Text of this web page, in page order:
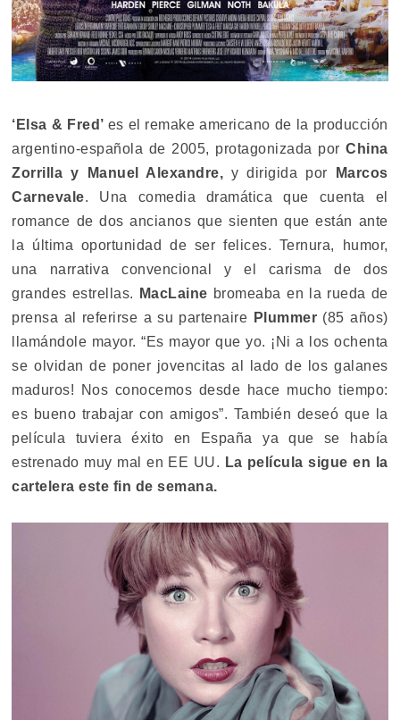
‘Elsa & Fred’ es el remake americano de la producción
argentino-española de 2005, protagonizada porChina
Zorrilla y Manuel Alexandre, y dirigida por
Marcos
Carnevale. Una comedia dramática que cuenta el
romance de dos ancianos que sienten que están ante
la última oportunidad de ser felices. Ternura, humor,
una narrativa convencional y el carisma de dos
grandes estrellas.
MacLaine bromeaba en la rueda de
prensa al referirse a su partenaire Plummer (85 años)
llamándole mayor. “Es mayor que yo. ¡Ni a los ochenta
se olvidan de poner jovencitas al lado de los galanes
maduros! Nos conocemos desde hace mucho tiempo:
es bueno trabajar con amigos”. También deseó que la
película tuviera éxito en España ya que se había
estrenado muy mal en EE UU. La película sigue en la
cartelera este fin de semana.